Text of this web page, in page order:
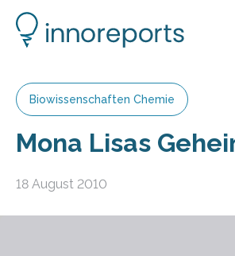
Biowissenschaften Chemie
Mona Lisas
18 August 2010